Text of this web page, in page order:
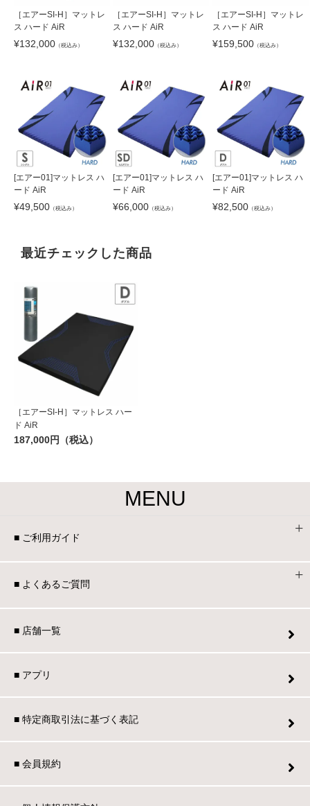
［エアーSI-H］マットレ
ス ハード AiR
¥132,000 （税込み）
［エアーSI-H］マットレ
ス ハード AiR
¥132,000 （税込み）
［エアーSI-H］マットレ
ス ハード AiR
¥159,500（税込み）
[エアー01]マットレス ハ
ード AiR
¥49,500 （税込み）
[エアー01]マットレス ハ
ード AiR
¥66,000 （税込み）
[エアー01]マットレス ハ
ード AiR
¥82,500（税込み）
最近チェックした商品
［エアーSI-H］マットレス ハー
ド AiR
187,000円（税込）
MENU
■ ご利用ガイド
■ よくあるご質問
■ 店舗一覧
■ アプリ
■ 特定商取引法に基づく表記
■ 会員規約